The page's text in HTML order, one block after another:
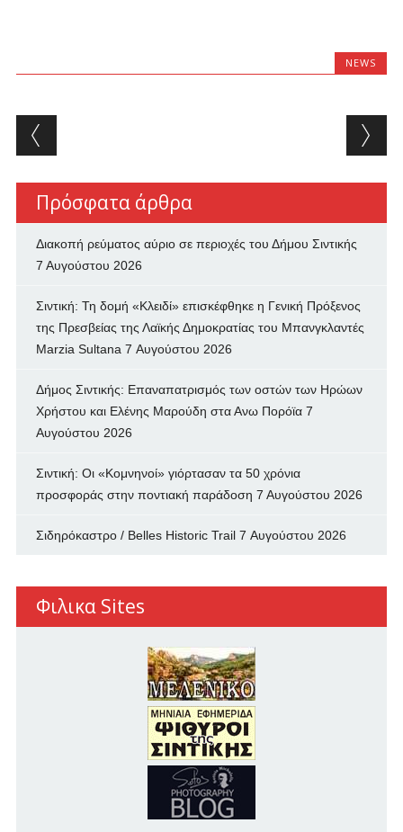
NEWS
Post navigation
Πρόσφατα άρθρα
Διακοπή ρεύματος αύριο σε περιοχές του Δήμου Σιντικής
7 Αυγούστου 2026
Σιντική: Τη δομή «Κλειδί» επισκέφθηκε η Γενική Πρόξενος
της Πρεσβείας της Λαϊκής Δημοκρατίας του Μπανγκλαντές
Marzia Sultana 7 Αυγούστου 2026
Δήμος Σιντικής: Επαναπατρισμός των oστών των Ηρώων
Χρήστου και Ελένης Μαρούδη στα Ανω Πορόϊα 7
Αυγούστου 2026
Σιντική: Οι «Κομνηνοί» γιόρτασαν τα 50 χρόνια
προσφοράς στην ποντιακή παράδοση 7 Αυγούστου 2026
Σιδηρόκαστρο / Belles Historic Trail 7 Αυγούστου 2026
Φιλικα Sites